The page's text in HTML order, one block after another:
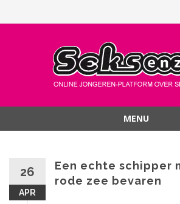
MENU
26
APR
Een echte schipper
rode zee bevaren